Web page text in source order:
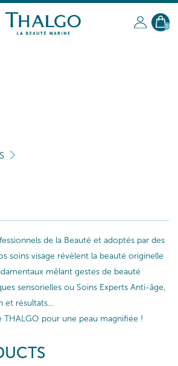
0
de la Beauté et adoptés par des
soins visage révèlent la beauté originelle
mêlant gestes de beauté
sensorielles ou Soins Experts Anti-âge,
et résultats…
THALGO pour une peau magnifiée !